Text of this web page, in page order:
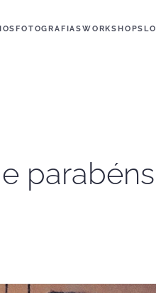
FOTOGRAFIASWORKSHOPS